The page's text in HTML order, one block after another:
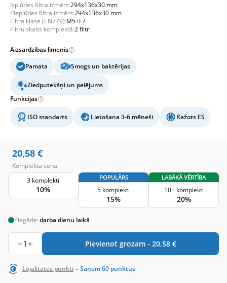
Izplūdes filtra izmērs:294x136x30 mm
Pieplūdes filtra izmērs:294x136x30 mm
Filtra klase (EN779):M5+F7
Filtru skaits komplektā:2 filtri
Aizsardzības līmenis
Pamata
Smogs un baktērijas
Ziedputekšņi un pelējums
Funkcijas
ISO standarts Lietošana 3-6 mēneši Ražots ES
20,58 €
Komplekta cena
3 komplekti
10%
POPULĀRS
5 komplekti
15%
LABĀKĀ VĒRTĪBA
10+ komplekti
20%
Piegāde:darba dienu laikā
1 Pievienot grozam - 20,58 €
Lojalitātes punkti - Saņem60 punktus